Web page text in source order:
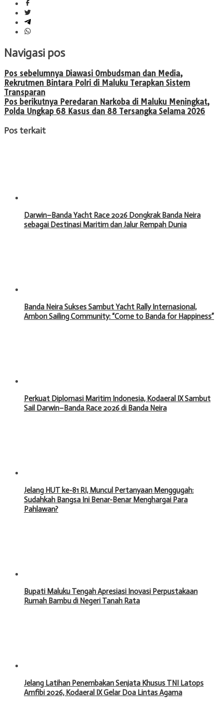
Navigasi pos
Pos sebelumnya Diawasi Ombudsman dan Media,
Rekrutmen Bintara Polri di Maluku Terapkan Sistem
Transparan
Pos berikutnya Peredaran Narkoba di Maluku Meningkat,
Polda Ungkap 68 Kasus dan 88 Tersangka Selama 2026
Pos terkait
Darwin–Banda Yacht Race 2026 Dongkrak Banda Neira
sebagai Destinasi Maritim dan Jalur Rempah Dunia
Banda Neira Sukses Sambut Yacht Rally Internasional,
Ambon Sailing Community: “Come to Banda for Happiness”
Perkuat Diplomasi Maritim Indonesia, Kodaeral IX Sambut
Sail Darwin–Banda Race 2026 di Banda Neira
Jelang HUT ke-81 RI, Muncul Pertanyaan Menggugah:
Sudahkah Bangsa Ini Benar-Benar Menghargai Para
Pahlawan?
Bupati Maluku Tengah Apresiasi Inovasi Perpustakaan
Rumah Bambu di Negeri Tanah Rata
Jelang Latihan Penembakan Senjata Khusus TNI Latops
Amfibi 2026, Kodaeral IX Gelar Doa Lintas Agama